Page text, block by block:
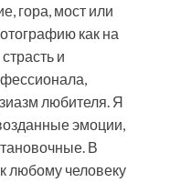
гора, мост или
как на
и
любителя. Я
эмоции,
В
любому человеку